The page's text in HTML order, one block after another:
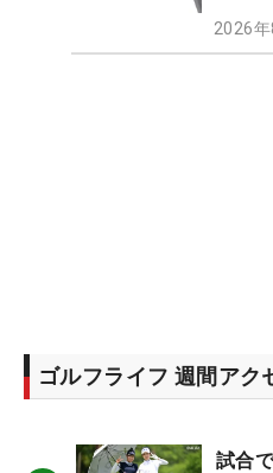
2026
ゴルフライフ 週間アク
試合